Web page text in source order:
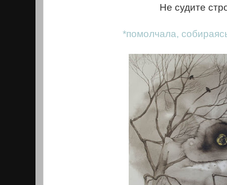
Не судите
*помолчала,